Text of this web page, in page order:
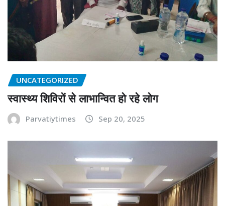
UNCATEGORIZED
स्वास्थ्य शिविरों से लाभान्वित हो रहे लोग
Parvatiytimes Sep 20, 2025